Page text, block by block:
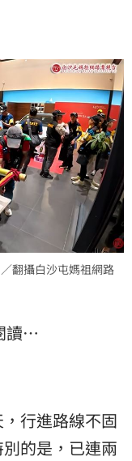
翻攝白沙屯媽祖網路
讀…
行進路線不固
的是，已連兩